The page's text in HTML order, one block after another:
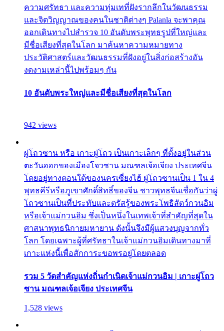
ความศรัทธา และความทุ่มเทที่ฝังรากลึกในวัฒนธรรม
และจิตวิญญาณของคนในชาติต่างๆ Palanla จะพาคุณ
ออกเดินทางไปสำรวจ 10 อันดับพระพุทธรูปที่ใหญ่และ
มีชื่อเสียงที่สุดในโลก มาค้นหาความหมายทาง
ประวัติศาสตร์และวัฒนธรรมที่ฝังอยู่ในสิ่งก่อสร้างอัน
งดงามเหล่านี้ไปพร้อมๆ กัน
10 อันดับพระใหญ่และมีชื่อเสียงที่สุดในโลก
942 views
ผู่โถวซาน หรือ เกาะผู่โถว เป็นเกาะเล็กๆ ที่ตั้งอยู่ในส่วน
ตะวันออกของเมืองโจวซาน มณฑลเจ้อเจียง ประเทศจีน
โดยอยู่ทางตอนใต้ของนครเซี่ยงไฮ้ ผู่โถวซานเป็น 1 ใน 4
พุทธคีรีหรือภูเขาศักดิ์สิทธิ์ของจีน ชาวพุทธจีนเชื่อกันว่าผู่
โถวซานเป็นที่ประทับและตรัสรู้ของพระโพธิสัตว์กวนอิม
หรือเจ้าแม่กวนอิม ซึ่งเป็นหนึ่งในเทพเจ้าที่สำคัญที่สุดใน
ศาสนาพุทธนิกายมหายาน ดังนั้นจึงมีผู้แสวงบุญจากทั่ว
โลก โดยเฉพาะผู้ที่ศรัทธาในเจ้าแม่กวนอิมเดินทางมาที่
เกาะแห่งนี้เพื่อสักการะขอพรอยู่โดยตลอด
รวม 5 วัดสำคัญแห่งถิ่นกำเนิดเจ้าแม่กวนอิม | เกาะผู่โถว
ซาน มณฑลเจ้อเจียง ประเทศจีน
1,528 views